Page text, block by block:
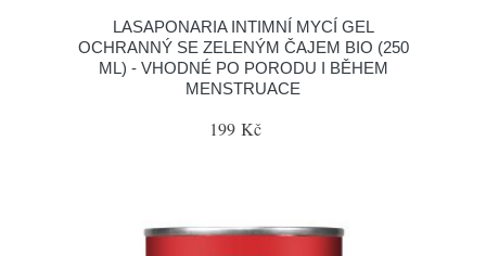
LASAPONARIA INTIMNÍ MYCÍ GEL
OCHRANNÝ SE ZELENÝM ČAJEM BIO (250
ML) - VHODNÉ PO PORODU I BĚHEM
MENSTRUACE
199 Kč